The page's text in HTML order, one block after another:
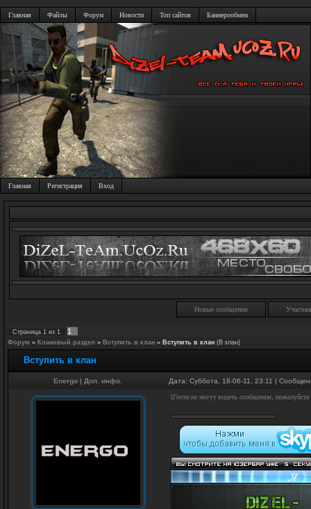
Главная Файлы Форум Новости Топ сайтов Баннерообмен
Главная Регистрация Вход
Новые сообщения
Страница 1 из 1 1
Форум » Клановый раздел » Вступить в клан » Вступить в клан (В клан)
Вступить в клан
Energo | Доп. инфо. Дата: Суббота, 18-06-11, 23:11 |
[Гости не могут видеть сообщения, пожалуйста